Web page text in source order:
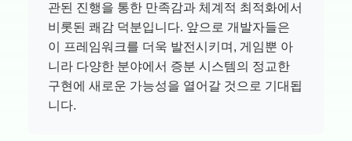
관된 진행을 통한 만족감과 체계적 최적화에서
비롯된 쾌감 덕분입니다. 앞으로 개발자들은
이 프레임워크를 더욱 발전시키며, 게임뿐 아
니라 다양한 분야에서 증분 시스템의 정교한
구현에 새로운 가능성을 열어갈 것으로 기대됩
니다.